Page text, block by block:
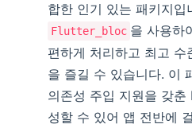
합한 인기 있는 패키지입
Flutter_bloc 을 사용하
편하게 처리하고 최고 수
을 즐길 수 있습니다. 이
의존성 주입 지원을 갖
성할 수 있어 앱 전반에